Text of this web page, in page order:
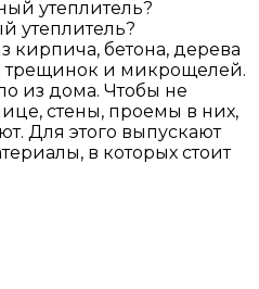
утеплитель?
кирпича, бетона, дерева
трещинок и микрощелей.
из дома. Чтобы не
стены, проемы в них,
Для этого выпускают
в которых стоит